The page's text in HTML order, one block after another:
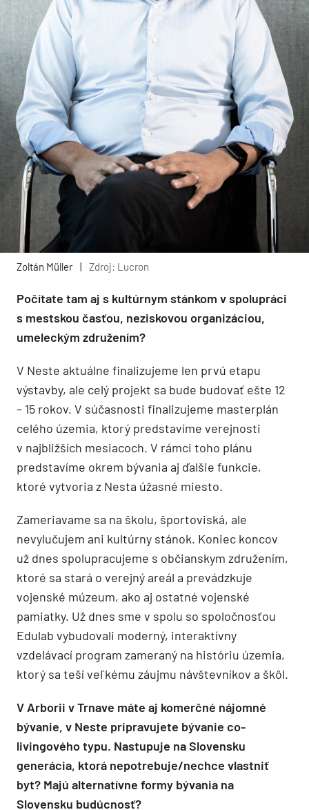
Zoltán Müller Zdroj: Lucron
Počítate tam aj s kultúrnym stánkom v spolupráci
s mestskou časťou, neziskovou organizáciou,
umeleckým združením?
V Neste aktuálne finalizujeme len prvú etapu
výstavby, ale celý projekt sa bude budovať ešte 12
– 15 rokov. V súčasnosti finalizujeme masterplán
celého územia, ktorý predstavíme verejnosti
v najbližších mesiacoch. V rámci toho plánu
predstavíme okrem bývania aj ďalšie funkcie,
ktoré vytvoria z Nesta úžasné miesto.
Zameriavame sa na školu, športoviská, ale
nevylučujem ani kultúrny stánok. Koniec koncov
už dnes spolupracujeme s občianskym združením,
ktoré sa stará o verejný areál a prevádzkuje
vojenské múzeum, ako aj ostatné vojenské
pamiatky. Už dnes sme v spolu so spoločnosťou
Edulab vybudovali moderný, interaktívny
vzdelávací program zameraný na históriu územia,
ktorý sa teší veľkému záujmu návštevníkov a škôl.
V Arborii v Trnave máte aj komerčné nájomné
bývanie, v Neste pripravujete bývanie co-
livingového typu. Nastupuje na Slovensku
generácia, ktorá nepotrebuje/nechce vlastniť
byt? Majú alternatívne formy bývania na
Slovensku budúcnosť?